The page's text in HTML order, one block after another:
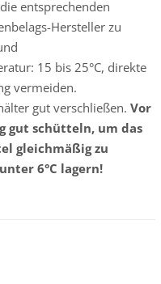
entsprechenden
Hersteller zu
15 bis 25°C, direkte
vermeiden.
gut verschließen. Vor
gut schütteln, um das
gleichmäßig zu
6°C lagern!